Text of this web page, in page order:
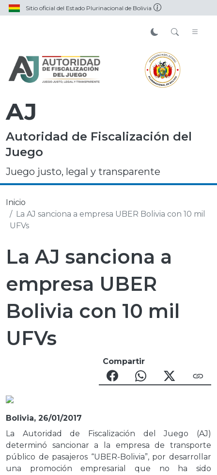
Sitio oficial del Estado Plurinacional de Bolivia
AJ
Autoridad de Fiscalización del
Juego
Juego justo, legal y transparente
Inicio
La AJ sanciona a empresa UBER Bolivia con 10 mil
UFVs
La AJ sanciona a
empresa UBER
Bolivia con 10 mil
UFVs
Compartir
Bolivia, 26/01/2017
La Autoridad de Fiscalización del Juego (AJ)
determinó sancionar a la empresa de transporte
público de pasajeros “UBER-Bolivia”, por desarrollar
una promoción empresarial que no ha sido